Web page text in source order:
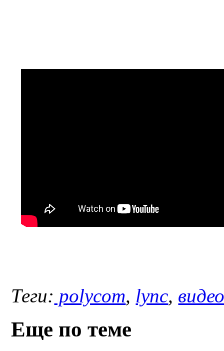
Теги: polycom, lync,
Еще по теме